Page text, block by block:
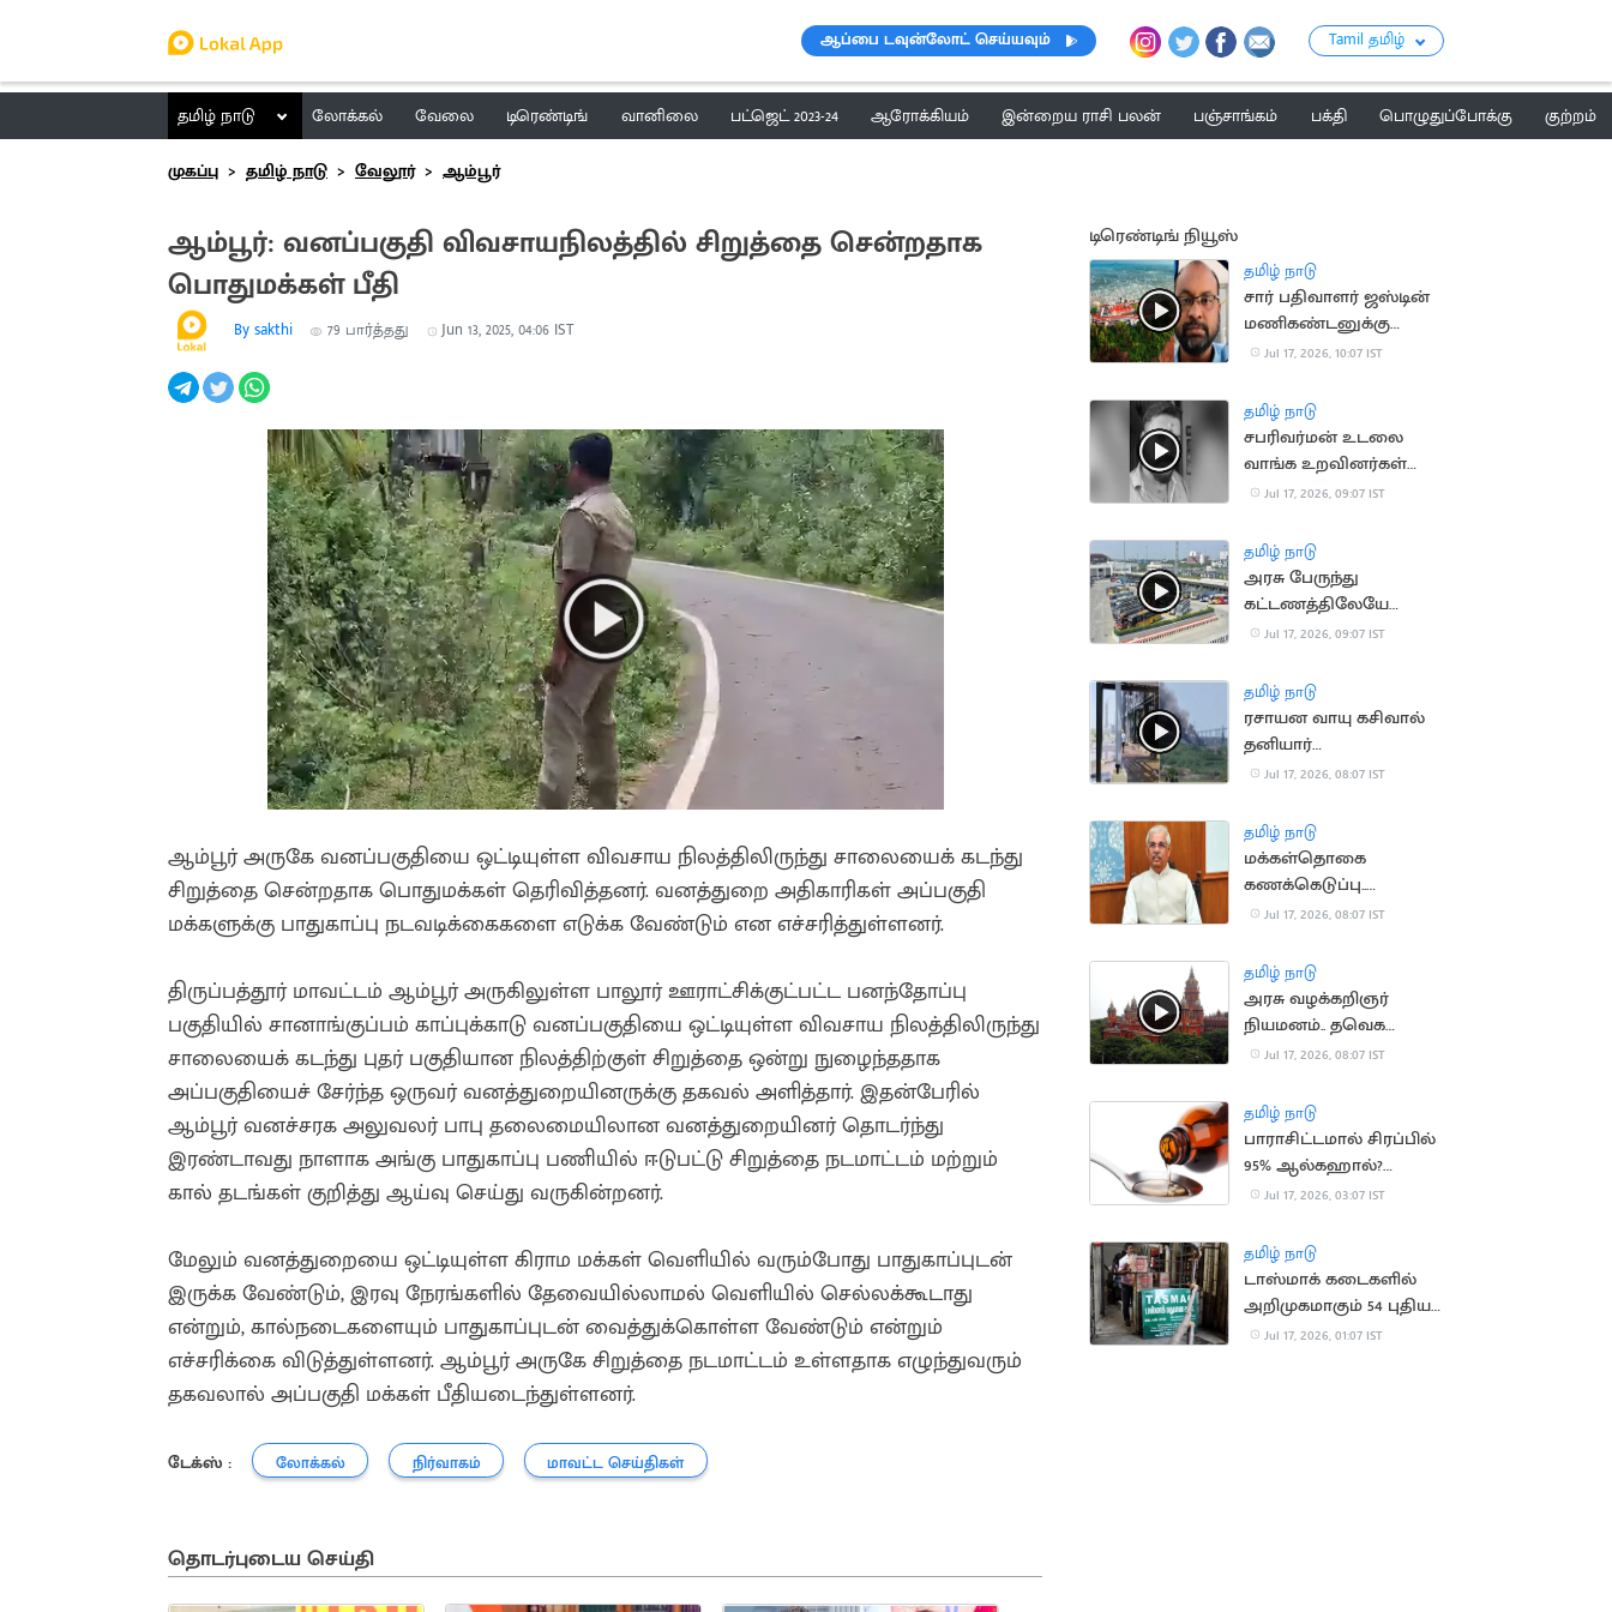
ஆப்பை டவுன்லோட் செய்யவும் Tamil தமிழ்
தமிழ் நாடு லோக்கல் வேலை டிரெண்டிங் வானிலை பட்ஜெட் 2023-24 ஆரோக்கியம் இன்றைய ராசி பலன் பஞ்சாங்கம் பக்தி பொழுதுப்போக்கு
குற்றம்
முகப்பு
தமிழ் நாடு வேலூர் ஆம்பூர்
ஆம்பூர்: வனப்பகுதி விவசாயநிலத்தில் சிறுத்தை சென்றதாக
பொதுமக்கள் பீதி
By sakthi 79 பார்த்தது Jun 13, 2025, 04:06 IST
ஆம்பூர் அருகே வனப்பகுதியை ஒட்டியுள்ள விவசாய நிலத்திலிருந்து சாலையைக் கடந்து
சிறுத்தை சென்றதாக பொதுமக்கள் தெரிவித்தனர். வனத்துறை அதிகாரிகள் அப்பகுதி
மக்களுக்கு பாதுகாப்பு நடவடிக்கைகளை எடுக்க வேண்டும் என எச்சரித்துள்ளனர்.
திருப்பத்தூர் மாவட்டம் ஆம்பூர் அருகிலுள்ள பாலூர் ஊராட்சிக்குட்பட்ட பனந்தோப்பு
பகுதியில் சானாங்குப்பம் காப்புக்காடு வனப்பகுதியை ஒட்டியுள்ள விவசாய நிலத்திலிருந்து
சாலையைக் கடந்து புதர் பகுதியான நிலத்திற்குள் சிறுத்தை ஒன்று நுழைந்ததாக
அப்பகுதியைச் சேர்ந்த ஒருவர் வனத்துறையினருக்கு தகவல் அளித்தார். இதன்பேரில்
ஆம்பூர் வனச்சரக அலுவலர் பாபு தலைமையிலான வனத்துறையினர் தொடர்ந்து
இரண்டாவது நாளாக அங்கு பாதுகாப்பு பணியில் ஈடுபட்டு சிறுத்தை நடமாட்டம் மற்றும்
கால் தடங்கள் குறித்து ஆய்வு செய்து வருகின்றனர்.
மேலும் வனத்துறையை ஒட்டியுள்ள கிராம மக்கள் வெளியில் வரும்போது பாதுகாப்புடன்
இருக்க வேண்டும், இரவு நேரங்களில் தேவையில்லாமல் வெளியில் செல்லக்கூடாது
என்றும், கால்நடைகளையும் பாதுகாப்புடன் வைத்துக்கொள்ள வேண்டும் என்றும்
எச்சரிக்கை விடுத்துள்ளனர். ஆம்பூர் அருகே சிறுத்தை நடமாட்டம் உள்ளதாக எழுந்துவரும்
தகவலால் அப்பகுதி மக்கள் பீதியடைந்துள்ளனர்.
டேக்ஸ் : லோக்கல் நிர்வாகம் மாவட்ட செய்திகள்
தொடர்புடைய செய்தி
டிரெண்டிங் நியூஸ்
தமிழ் நாடு
சார் பதிவாளர் ஜஸ்டின்
மணிகண்டனுக்கு
நிபந்தனையுடன்
Jul 17, 2026, 10:07 IST
தமிழ் நாடு
சபரிவர்மன் உடலை
வாங்க உறவினர்கள்
ஒப்புதல்
Jul 17, 2026, 09:07 IST
தமிழ் நாடு
அரசு பேருந்து
கட்டணத்திலேயே
ஆம்னி பேருந்துகள்
Jul 17, 2026, 09:07 IST
தமிழ் நாடு
ரசாயன வாயு கசிவால்
தனியார்
தொழிற்சாலையில் தீ
Jul 17, 2026, 08:07 IST
தமிழ் நாடு
மக்கள்தொகை
கணக்கெடுப்பு..
மக்களுக்கு ஆளுநர்
Jul 17, 2026, 08:07 IST
தமிழ் நாடு
அரசு வழக்கறிஞர்
நியமனம்.. தவெக
அரசுக்கு சாதகமாக
Jul 17, 2026, 08:07 IST
தமிழ் நாடு
பாராசிட்டமால் சிரப்பில்
95% ஆல்கஹால்?
வதந்திக்கு முற்றுப்புள்ளி
Jul 17, 2026, 03:07 IST
தமிழ் நாடு
டாஸ்மாக் கடைகளில்
அறிமுகமாகும் 54 புதிய
பிராண்ட் மது வகைகள்
Jul 17, 2026, 01:07 IST